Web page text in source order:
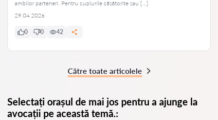
ambilor parteneri. Pentru cuplurile căsătorite sau […]
29.04.2026
0 0 42
Către toate articolele
Selectați orașul de mai jos pentru a ajunge la
avocații pe această temă.: